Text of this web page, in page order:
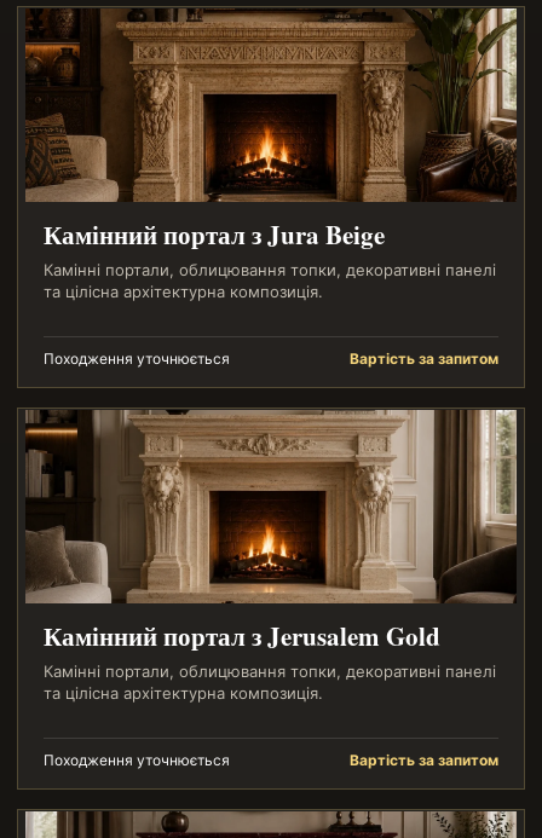
Камінний портал з Jura Beige
Камінні портали, облицювання топки, декоративні панелі
та цілісна архітектурна композиція.
Походження уточнюється Вартість за запитом
Камінний портал з Jerusalem Gold
Камінні портали, облицювання топки, декоративні панелі
та цілісна архітектурна композиція.
Походження уточнюється Вартість за запитом